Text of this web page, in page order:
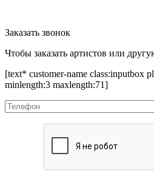
Заказать звонок
Чтобы заказать артистов или
[text* customer-name class:inputbox
minlength:3 maxlength:71]